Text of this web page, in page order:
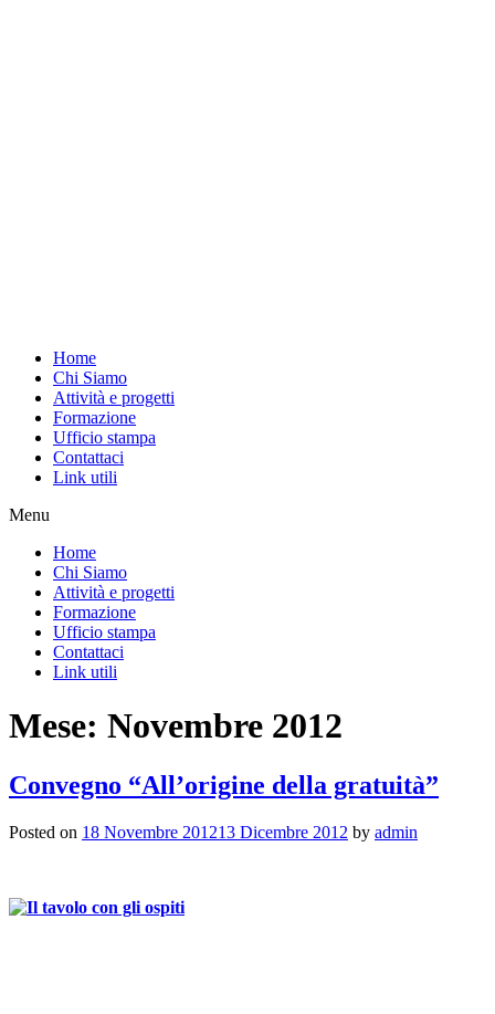
Home
Chi Siamo
Attività e progetti
Formazione
Ufficio stampa
Contattaci
Link utili
Menu
Home
Chi Siamo
Attività e progetti
Formazione
Ufficio stampa
Contattaci
Link utili
Mese: Novembre 2012
Convegno “All’origine della gratuità”
Posted on 18 Novembre 201213 Dicembre 2012 by admin